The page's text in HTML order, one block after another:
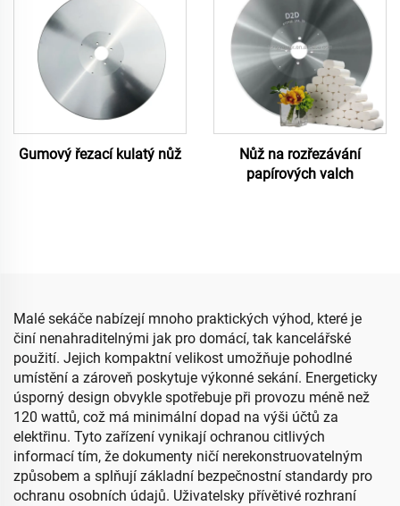
Gumový řezací kulatý nůž
Nůž na rozřezávání
papírových valch
Malé sekáče nabízejí mnoho praktických výhod, které je
činí nenahraditelnými jak pro domácí, tak kancelářské
použití. Jejich kompaktní velikost umožňuje pohodlné
umístění a zároveň poskytuje výkonné sekání. Energeticky
úsporný design obvykle spotřebuje při provozu méně než
120 wattů, což má minimální dopad na výši účtů za
elektřinu. Tyto zařízení vynikají ochranou citlivých
informací tím, že dokumenty ničí nerekonstruovatelným
způsobem a splňují základní bezpečnostní standardy pro
ochranu osobních údajů. Uživatelsky přívětivé rozhraní